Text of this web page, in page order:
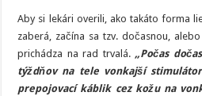
Aby si lekári overili, ako takáto forma
zaberá, začína sa tzv. dočasnou,
prichádza na rad trvalá. „Počas
týždňov na tele vonkajší
prepojovací káblik cez kožu na